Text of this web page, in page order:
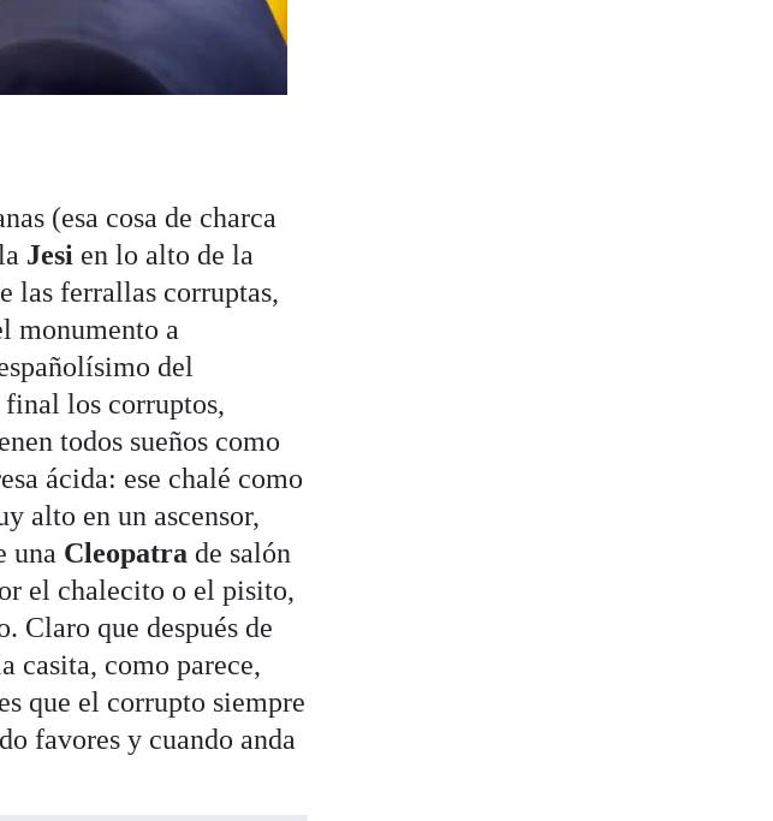
(esa cosa de charca
Jesi en lo alto de la
las ferrallas corruptas,
monumento a
del
los corruptos,
todos sueños como
ácida: ese chalé como
alto en un ascensor,
una Cleopatra de salón
el chalecito o el pisito,
Claro que después de
casita, como parece,
que el corrupto siempre
favores y cuando anda